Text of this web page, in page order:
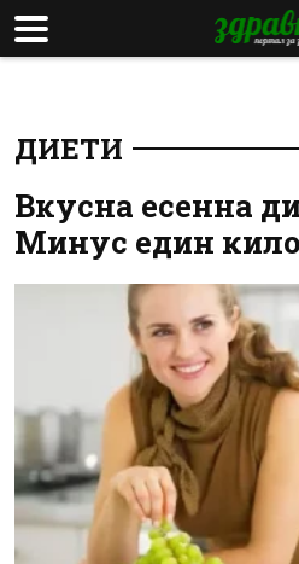
ДИЕТИ
Вкусна есенна
Минус един